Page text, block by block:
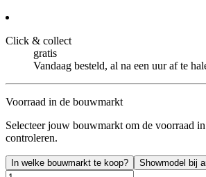
Click & collect
gratis
Vandaag besteld, al na een uur af te
Voorraad in de bouwmarkt
Selecteer jouw bouwmarkt om de voorraad
controleren.
In welke bouwmarkt te koop? Showmodel bij